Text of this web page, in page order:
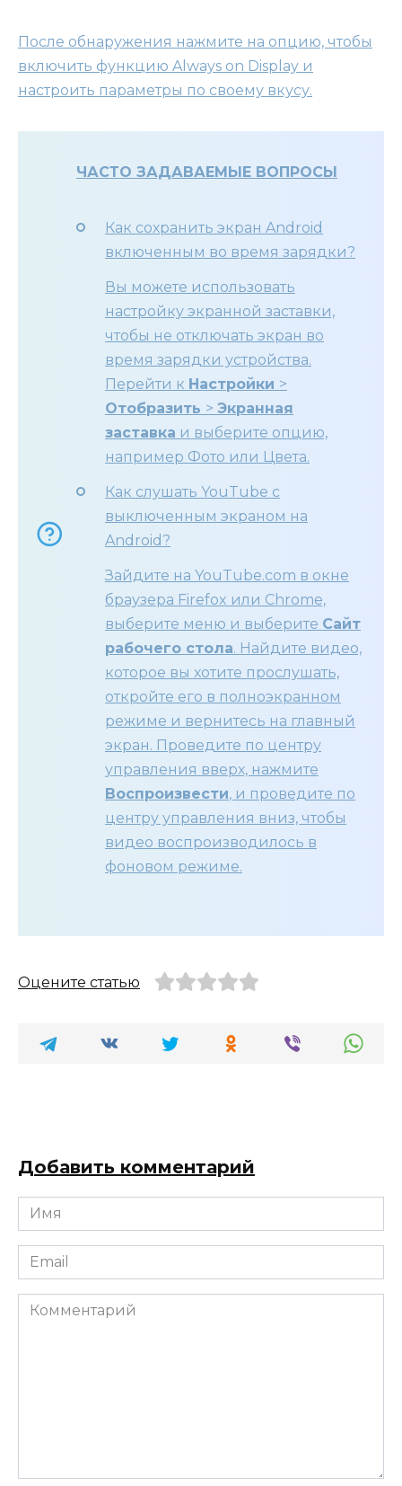
После обнаружения нажмите на опцию, чтобы
включить функцию Always on Display и
настроить параметры по своему вкусу.
ЧАСТО ЗАДАВАЕМЫЕ ВОПРОСЫ
Как сохранить экран Android
включенным во время зарядки?
Вы можете использовать
настройку экранной заставки,
чтобы не отключать экран во
время зарядки устройства.
Перейти к Настройки >
Отобразить > Экранная
заставка и выберите опцию,
например Фото или Цвета.
Как слушать YouTube с
выключенным экраном на
Android?
Зайдите на YouTube.com в окне
браузера Firefox или Chrome,
выберите меню и выберите Сайт
рабочего стола. Найдите видео,
которое вы хотите прослушать,
откройте его в полноэкранном
режиме и вернитесь на главный
экран. Проведите по центру
управления вверх, нажмите
Воспроизвести, и проведите по
центру управления вниз, чтобы
видео воспроизводилось в
фоновом режиме.
Оцените статью
Добавить комментарий
Имя
*
Email
*
Комментарий